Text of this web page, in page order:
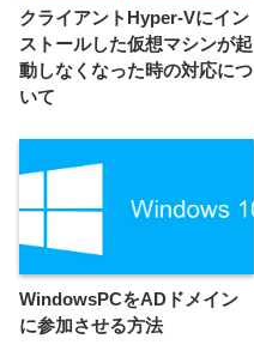
クライアントHyper-Vにイン
ストールした仮想マシンが起
動しなくなった時の対応につ
いて
WindowsPCをADドメイン
に参加させる方法